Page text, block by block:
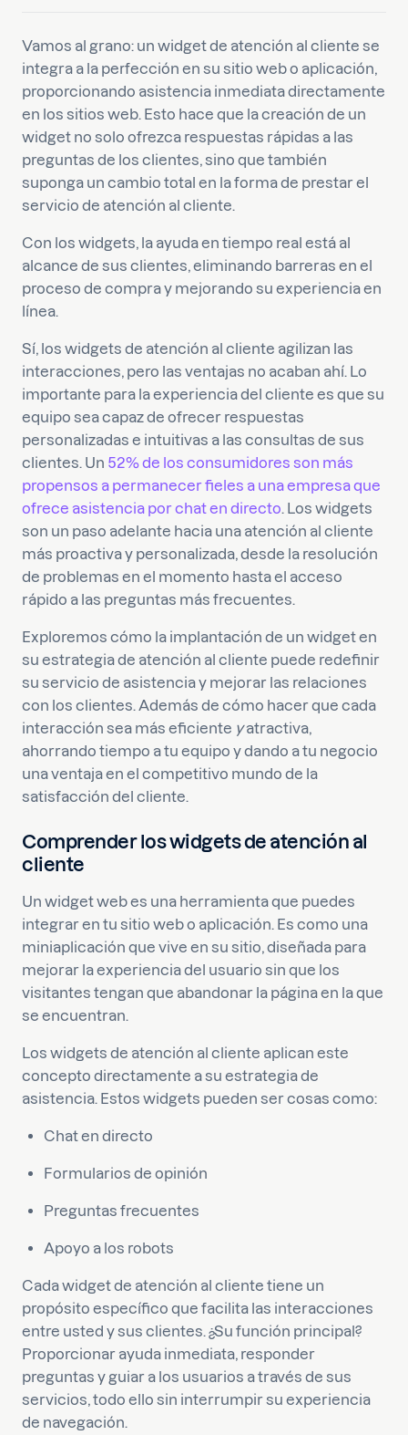
Vamos al grano: un widget de atención al cliente se
integra a la perfección en su sitio web o aplicación,
proporcionando asistencia inmediata directamente
en los sitios web. Esto hace que la creación de un
widget no solo ofrezca respuestas rápidas a las
preguntas de los clientes, sino que también
suponga un cambio total en la forma de prestar el
servicio de atención al cliente.
Con los widgets, la ayuda en tiempo real está al
alcance de sus clientes, eliminando barreras en el
proceso de compra y mejorando su experiencia en
línea.
Sí, los widgets de atención al cliente agilizan las
interacciones, pero las ventajas no acaban ahí. Lo
importante para la experiencia del cliente es que su
equipo sea capaz de ofrecer respuestas
personalizadas e intuitivas a las consultas de sus
clientes. Un 52% de los consumidores son más
propensos a permanecer fieles a una empresa que
ofrece asistencia por chat en directo. Los widgets
son un paso adelante hacia una atención al cliente
más proactiva y personalizada, desde la resolución
de problemas en el momento hasta el acceso
rápido a las preguntas más frecuentes.
Exploremos cómo la implantación de un widget en
su estrategia de atención al cliente puede redefinir
su servicio de asistencia y mejorar las relaciones
con los clientes. Además de cómo hacer que cada
interacción sea más eficiente yatractiva,
ahorrando tiempo a tu equipo y dando a tu negocio
una ventaja en el competitivo mundo de la
satisfacción del cliente.
Comprender los widgets de atención al
cliente
Un widget web es una herramienta que puedes
integrar en tu sitio web o aplicación. Es como una
miniaplicación que vive en su sitio, diseñada para
mejorar la experiencia del usuario sin que los
visitantes tengan que abandonar la página en la que
se encuentran.
Los widgets de atención al cliente aplican este
concepto directamente a su estrategia de
asistencia. Estos widgets pueden ser cosas como:
Chat en directo
Formularios de opinión
Preguntas frecuentes
Apoyo a los robots
Cada widget de atención al cliente tiene un
propósito específico que facilita las interacciones
entre usted y sus clientes. ¿Su función principal?
Proporcionar ayuda inmediata, responder
preguntas y guiar a los usuarios a través de sus
servicios, todo ello sin interrumpir su experiencia
de navegación.